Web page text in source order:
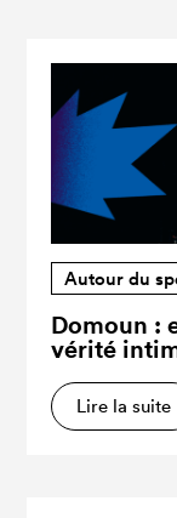
Autour du
Domoun :
vérité
Lire la suite